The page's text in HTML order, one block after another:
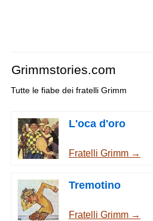
Grimmstories.com
Tutte le fiabe dei fratelli Grimm
L'oca d'oro
Fratelli Grimm →
Tremotino
Fratelli Grimm →